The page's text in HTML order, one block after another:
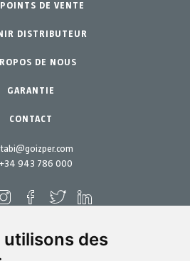
utilisons des
+34 943 786 000
Urbain-GreenCity
Professionnel
Particulier
Équipements
Accessoires
de rechange
Kits d´entretien
DE VENTE
DISTRIBUTEUR
DE NOUS
GARANTIE
CONTACT